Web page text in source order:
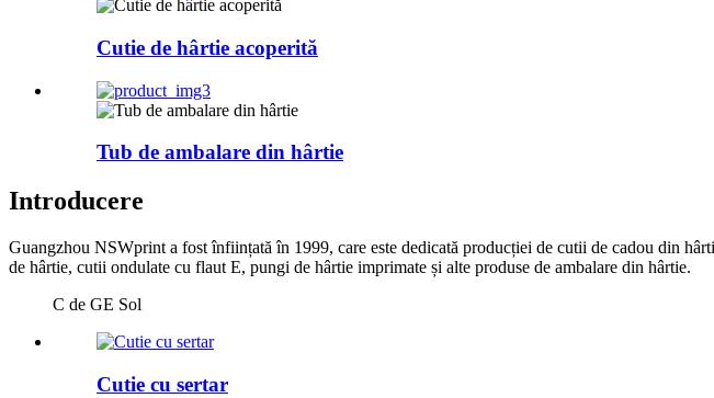
Cutie de hârtie acoperită
Tub de ambalare din hârtie
Introducere
Guangzhou NSWprint a fost înființată în 1999, care este dedicată producției de cutii de cadou din
de hârtie, cutii ondulate cu flaut E, pungi de hârtie imprimate și alte produse de ambalare din hârtie.
C de GE Sol
Cutie cu sertar